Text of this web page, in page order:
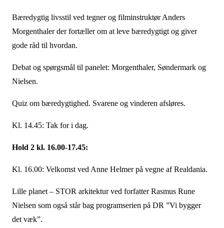
Bæredygtig livsstil ved tegner og filminstruktør Anders
Morgenthaler der fortæller om at leve bæredygtigt og giver
gode råd til hvordan.
Debat og spørgsmål til panelet: Morgenthaler, Søndermark og
Nielsen.
Quiz om bæredygtighed. Svarene og vinderen afsløres.
Kl. 14.45: Tak for i dag.
Hold 2 kl. 16.00-17.45:
Kl. 16.00: Velkomst ved Anne Helmer på vegne af Realdania.
Lille planet – STOR arkitektur ved forfatter Rasmus Rune
Nielsen som også står bag programserien på DR ”Vi bygger
det væk”.